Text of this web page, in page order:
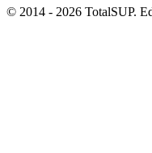
© 2014 - 2026 TotalSUP.